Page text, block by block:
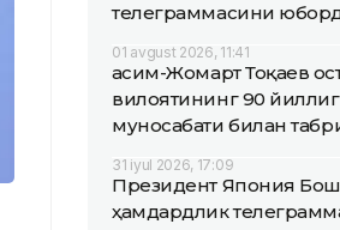
телеграммасини
01 avgust 2026, 11:41
Қасим-Жомарт Тоқаев
вилоятининг 90
муносабати билан
31 iyul 2026, 17:09
Президент Япония
ҳамдардлик